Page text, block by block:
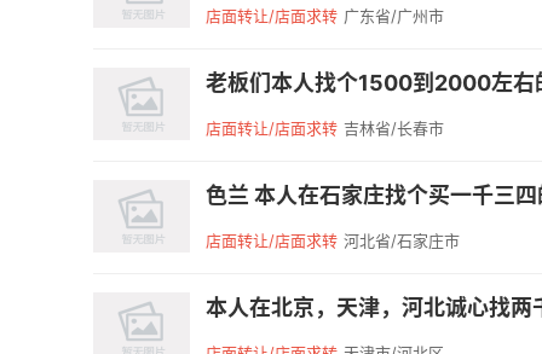
店面转让/店面求转 广东省/广州市
老板们本人找个1500到2000左右
店面转让/店面求转 吉林省/长春市
色兰 本人在石家庄找个买一千三
店面转让/店面求转 河北省/石家庄市
本人在北京，天津，河北诚心找